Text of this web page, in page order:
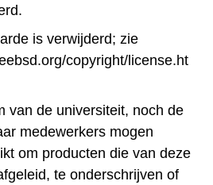
is verwijderd; zie
copyright/license.ht
van de universiteit, noch de
medewerkers mogen
om producten die van deze
te onderschrijven of